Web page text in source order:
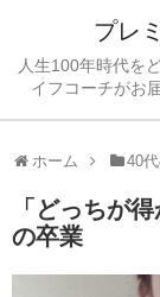
プレ
人生100年時代を
イフコーチがお
ホーム 40
「どっちが
の卒業